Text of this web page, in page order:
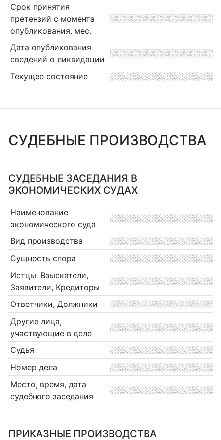
Срок принятия
претензий с момента
опубликования, мес.
Дата опубликования
сведений о ликвидации
Текущее состояние
СУДЕБНЫЕ ПРОИЗВОДСТВА
СУДЕБНЫЕ ЗАСЕДАНИЯ В
ЭКОНОМИЧЕСКИХ СУДАХ
Наименование
экономического суда
Вид производства
Сущность спора
Истцы, Взыскатели,
Заявители, Кредиторы
Ответчики, Должники
Другие лица,
участвующие в деле
Судья
Номер дела
Место, время, дата
судебного заседания
ПРИКАЗНЫЕ ПРОИЗВОДСТВА